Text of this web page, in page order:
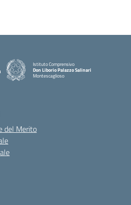
Istituto Comprensivo
Don Liborio Palazzo Salinari
Montescaglioso
del Merito